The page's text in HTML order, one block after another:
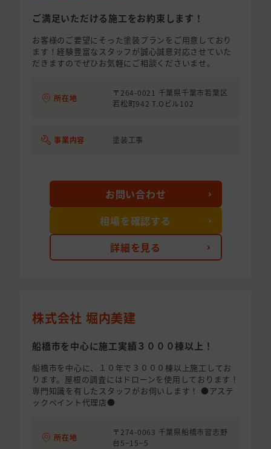
ご満足いただける施工をお約束します！
お客様のご要望にそった塗装プランをご用意しており
ます！経験豊富なスタッフが誠心誠意対応させていた
だきますのでぜひお気軽にご相談くださいませ。
所在地
〒264-0021 千葉県千葉市若葉区
若松町942 T.Oビル102
事業内容 塗装工事
詳細を見る
お問い合わせ
相場を確認する
株式会社 堀内美建
船橋市を中心に施工実績３０００棟以上！
船橋市を中心に、１０年で３０００棟以上施工してお
ります。屋根の調査にはドローンを使用しております！
専門知識を有したスタッフがお伺いします！ ●アステ
ックペイント代理店●
所在地
〒274-0063 千葉県船橋市習志野
台5−15−5